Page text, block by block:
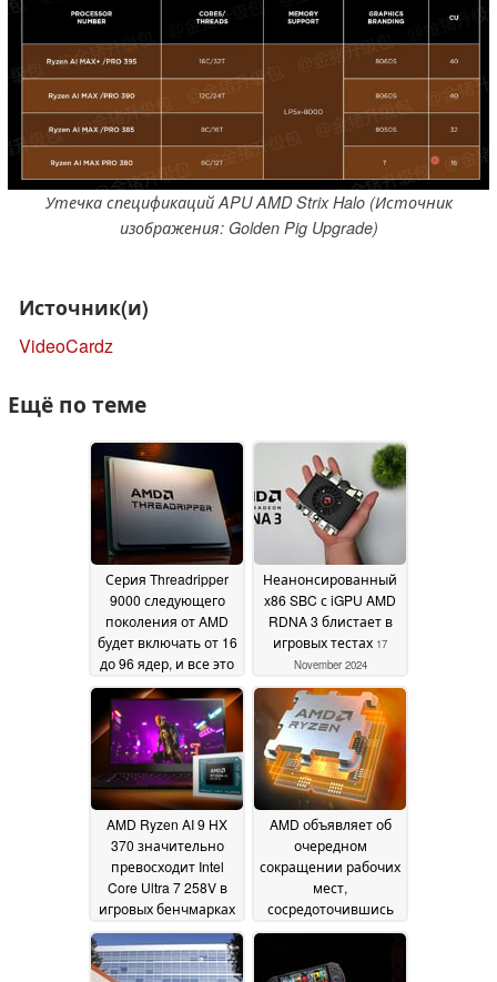
Утечка спецификаций APU AMD Strix Halo (Источник
изображения: Golden Pig Upgrade)
Источник(и)
VideoCardz
Ещё по теме
Серия Threadripper
9000 следующего
поколения от AMD
будет включать от 16
до 96 ядер, и все это
при TDP 350 Вт24
November 2024
Неанонсированный
x86 SBC с iGPU AMD
RDNA 3 блистает в
игровых тестах 17
November 2024
AMD Ryzen AI 9 HX
370 значительно
превосходит Intel
Core Ultra 7 258V в
игровых бенчмарках
от первых лиц в
разрешении 1080p14
November 2024
AMD объявляет об
очередном
сокращении рабочих
мест,
сосредоточившись
на искусственном
November 2024